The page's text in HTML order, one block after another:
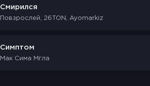
Смирился
Повзрослей, 26TON, Ayomarkiz
Симптом
Мак Сима Мгла